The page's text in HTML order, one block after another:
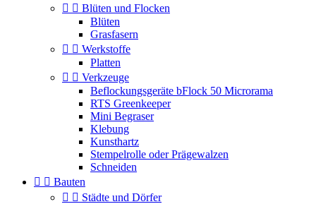
  Blüten und Flocken
Blüten
Grasfasern
  Werkstoffe
Platten
  Verkzeuge
Beflockungsgeräte bFlock 50 Microrama
RTS Greenkeeper
Mini Begraser
Klebung
Kunsthartz
Stempelrolle oder Prägewalzen
Schneiden
  Bauten
  Städte und Dörfer